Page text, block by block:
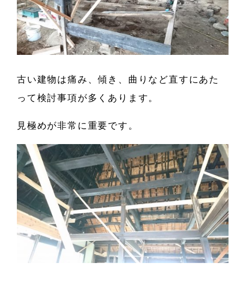
古い建物は痛み、傾き、曲りなど直すにあた
って検討事項が多くあります。
見極めが非常に重要です。